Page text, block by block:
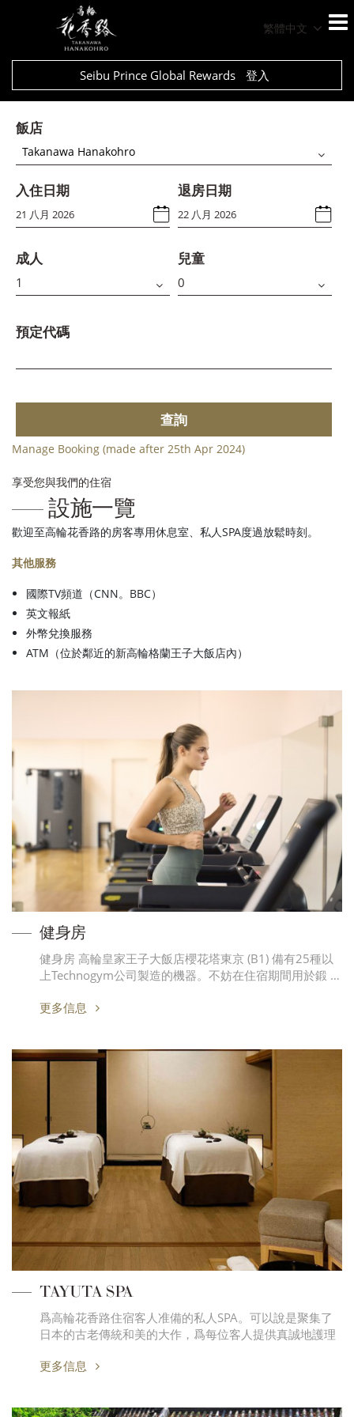
繁體中文
Seibu Prince Global Rewards 登入
飯店
Takanawa Hanakohro
入住日期 退房日期
成人 兒童
預定代碼
查詢
Manage Booking (made after 25th Apr 2024)
享受您與我們的住宿
設施一覽
歡迎至高輪花香路的房客專用休息室、私人SPA度過放鬆時刻。
其他服務
國際TV頻道（CNN。BBC）
英文報紙
外幣兌換服務
ATM（位於鄰近的新高輪格蘭王子大飯店內）
健身房
健身房 高輪皇家王子大飯店櫻花塔東京 (B1) 備有25種以
上Technogym公司製造的機器。不妨在住宿期間用於鍛 …
更多信息
TAYUTA SPA
爲高輪花香路住宿客人准備的私人SPA。可以說是聚集了
日本的古老傳統和美的大作，爲每位客人提供真誠地護理
更多信息